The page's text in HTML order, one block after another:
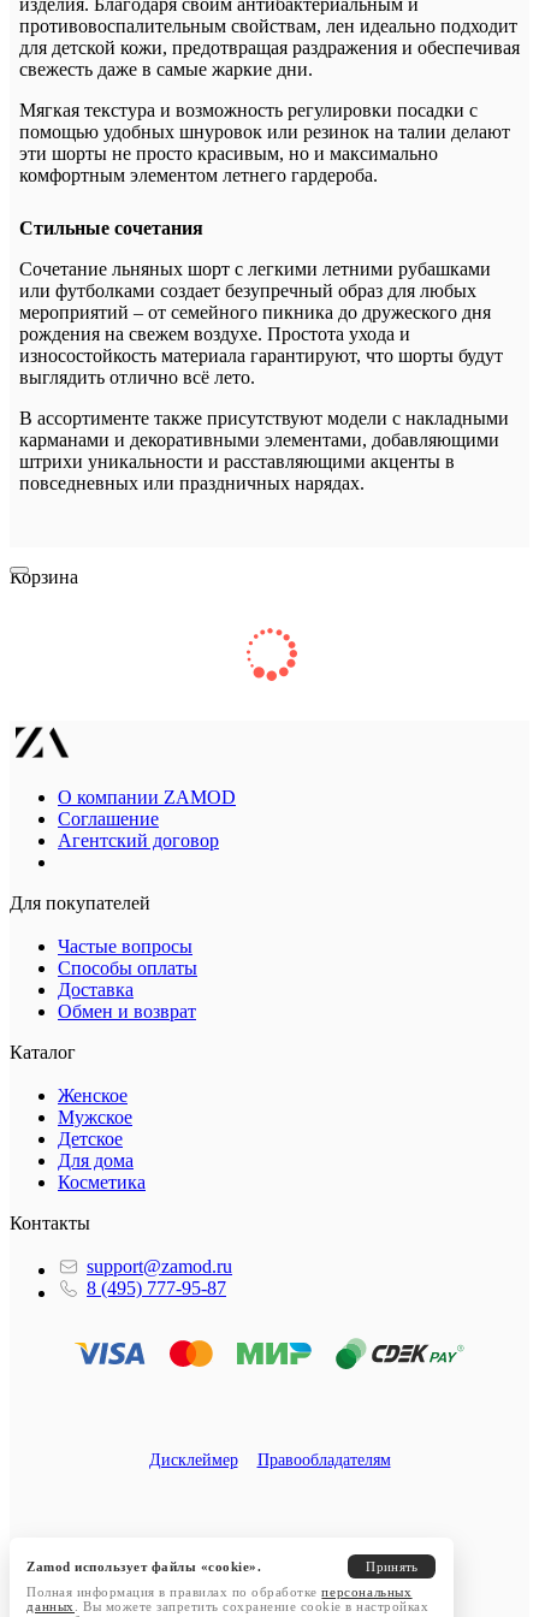
противовоспалительным свойствам, лен идеально подходит
для детской кожи, предотвращая раздражения и обеспечивая
свежесть даже в самые жаркие дни.
Мягкая текстура и возможность регулировки посадки с
помощью удобных шнуровок или резинок на талии делают
эти шорты не просто красивым, но и максимально
комфортным элементом летнего гардероба.
Стильные сочетания
Сочетание льняных шорт с легкими летними рубашками
или футболками создает безупречный образ для любых
мероприятий – от семейного пикника до дружеского дня
рождения на свежем воздухе. Простота ухода и
износостойкость материала гарантируют, что шорты будут
выглядить отлично всё лето.
В ассортименте также присутствуют модели с накладными
карманами и декоративными элементами, добавляющими
штрихи уникальности и расставляющими акценты в
повседневных или праздничных нарядах.
Корзина
О компании ZAMOD
Соглашение
Агентский договор
Для покупателей
Частые вопросы
Способы оплаты
Доставка
Обмен и возврат
Каталог
Женское
Мужское
Детское
Для дома
Косметика
Контакты
support@zamod.ru
8 (495) 777-95-87
Дисклеймер Правообладателям
Zamod использует файлы «cookie».
Принять
Полная информация в правилах по обработкеперсональных
данных
. Вы можете запретить сохранение cookie в настройках